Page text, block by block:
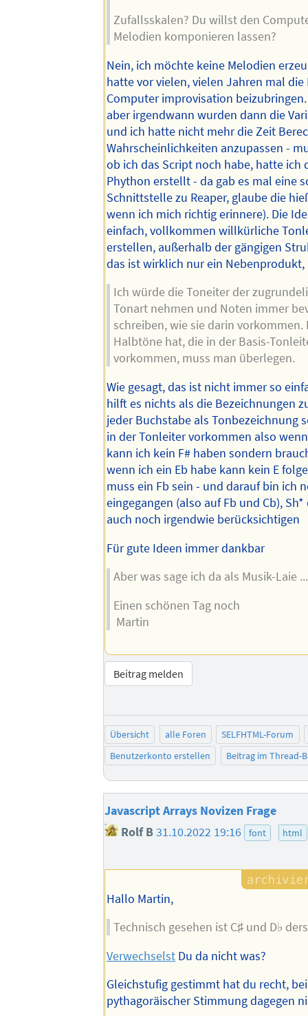
Zufallsskalen? Du willst den
Melodien komponieren lassen?
Nein, ich möchte keine Melodien
hatte vor vielen, vielen Jahren mal die
Computer improvisation
aber irgendwann wurden dann die
und ich hatte nicht mehr die Zeit
Wahrscheinlichkeiten anzupassen -
ob ich das Script noch habe, hatte ich
Phython erstellt - da gab es mal eine
Schnittstelle zu Reaper, glaube die
wenn ich mich richtig erinnere). Die
einfach, vollkommen willkürliche
erstellen, außerhalb der gängigen
das ist wirklich nur ein Nebenprodukt,
Ich würde die Toneiter der
Tonart nehmen und Noten immer
schreiben, wie sie darin vorkommen.
Halbtöne hat, die in der Basis-
vorkommen, muss man überlegen.
Wie gesagt, das ist nicht immer so
hilft es nichts als die Bezeichnungen
jeder Buchstabe als Tonbezeichnung
in der Tonleiter vorkommen also
kann ich kein F# haben sondern
wenn ich ein Eb habe kann kein E
muss ein Fb sein - und darauf bin ich
eingegangen (also auf Fb und Cb),
auch noch irgendwie berücksichtigen
Für gute Ideen immer dankbar
Aber was sage ich da als Musik-Laie ...
Einen schönen Tag noch
Martin
Beitrag melden
Übersicht alle Foren
SELFHTML-Forum
Benutzerkonto erstellen
Beitrag im Thread-
Javascript Arrays Novizen Frage
Rolf B31.10.2022 19:16 font html
Hallo Martin,
Technisch gesehen ist C♯ und D♭
Verwechselst Du da nicht was?
Gleichstufig gestimmt hat du recht,
pythagoräischer Stimmung dagegen